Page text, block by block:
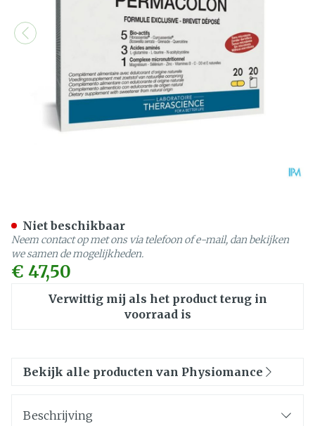
€ 47,50
Verwittig mij als het product terug in
voorraad is
Niet beschikbaar
Neem contact op met ons via telefoon of e-mail, dan bekijken
we samen de mogelijkheden.
Bekijk alle producten van Physiomance
Beschrijving